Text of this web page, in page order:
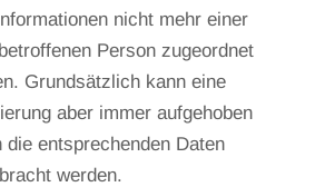
nicht mehr einer
Person zugeordnet
Grundsätzlich kann eine
aber immer aufgehoben
die entsprechenden Daten
werden.